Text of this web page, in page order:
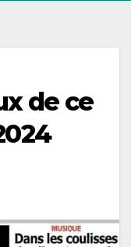
de ce